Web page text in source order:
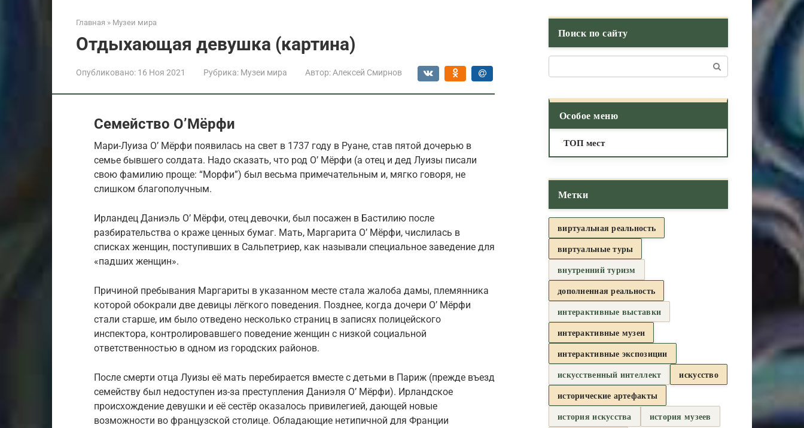
Главная » Музеи мира
Отдыхающая девушка (картина)
Опубликовано: 16 Ноя 2021 Рубрика: Музеи мира Автор: Алексей Смирнов
Семейство О’Мёрфи
Мари-Луиза О’ Мёрфи появилась на свет в 1737 году в Руане, став пятой дочерью в
семье бывшего солдата. Надо сказать, что род О’ Мёрфи (а отец и дед Луизы писали
свою фамилию проще: “Морфи”) был весьма примечательным и, мягко говоря, не
слишком благополучным.
Ирландец Даниэль О’ Мёрфи, отец девочки, был посажен в Бастилию после
разбирательства о краже ценных бумаг. Мать, Маргарита О’ Мёрфи, числилась в
списках женщин, поступивших в Сальпетриер, как называли специальное заведение для
«падших женщин».
Причиной пребывания Маргариты в указанном месте стала жалоба дамы, племянника
которой обокрали две девицы лёгкого поведения. Позднее, когда дочери О’ Мёрфи
стали старше, им было отведено несколько страниц в записях полицейского
инспектора, контролировавшего поведение женщин с низкой социальной
ответственностью в одном из городских районов.
После смерти отца Луизы её мать перебирается вместе с детьми в Париж (прежде въезд
семейству был недоступен из-за преступления Даниэля О’ Мёрфи). Ирландское
происхождение девушки и её сестёр оказалось привилегией, дающей новые
возможности во французской столице. Обладающие нетипичной для Франции
Поиск по сайту
Особое меню
ТОП мест
Метки
виртуальная реальность
виртуальные туры
внутренний туризм
дополненная реальность
интерактивные выставки
интерактивные музеи
интерактивные экспозиции
искусственный интеллект
искусство
исторические артефакты
история искусства
история музеев